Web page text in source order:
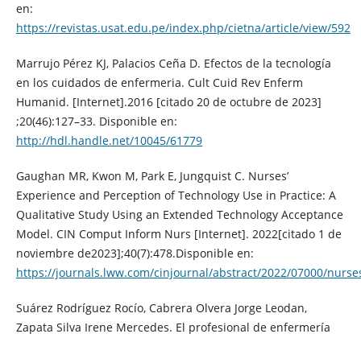
en:
https://revistas.usat.edu.pe/index.php/cietna/article/view/592
Marrujo Pérez KJ, Palacios Ceña D. Efectos de la tecnología
en los cuidados de enfermeria. Cult Cuid Rev Enferm
Humanid. [Internet].2016 [citado 20 de octubre de 2023]
;20(46):127–33. Disponible en:
http://hdl.handle.net/10045/61779
Gaughan MR, Kwon M, Park E, Jungquist C. Nurses’
Experience and Perception of Technology Use in Practice: A
Qualitative Study Using an Extended Technology Acceptance
Model. CIN Comput Inform Nurs [Internet]. 2022[citado 1 de
noviembre de2023];40(7):478.Disponible en:
https://journals.lww.com/cinjournal/abstract/2022/07000/
Suárez Rodríguez Rocío, Cabrera Olvera Jorge Leodan,
Zapata Silva Irene Mercedes. El profesional de enfermería